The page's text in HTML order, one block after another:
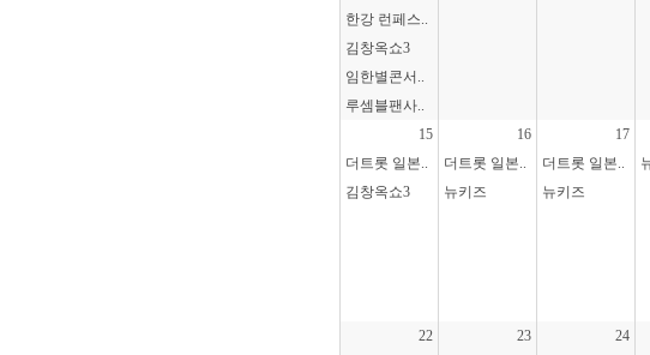
한강 런페스..
김창옥쇼3
임한별콘서..
루셈블팬사..
15
더트롯 일본..
김창옥쇼3
16
더트롯 일본..
뉴키즈
17
더트롯 일본..
뉴키즈
22
23
24